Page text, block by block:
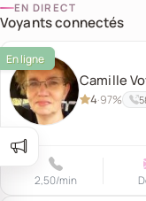
EN DIRECT
Voyants connectés
Camille
4·97%
2,50/min